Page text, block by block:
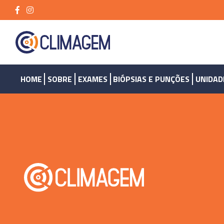
HOME SOBRE EXAMES BIÓPSIAS E PUNÇÕES